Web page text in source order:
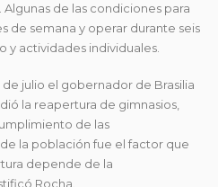
de las condiciones para
de semana y operar durante seis
y actividades individuales.
julio el gobernador de Brasilia
la reapertura de gimnasios,
de las
la población fue el factor que
depende de la
Rocha.